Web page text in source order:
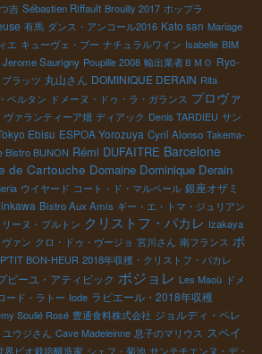
吉 Sébastien Riffault Brouilly 2017 ホップラ
有馬 ダンス・アンコール2016 Kato san Mariage
エ キューヴェ・ブー ナチュラルワイン Isabelle BIM
Jerome Saurigny Poupille 2008 輸出業者ＢＭＯ Ryo-
ラッツ 丸山さん DOMINIQUE DERAIN Rita
ベルタン ドメーヌ・ドゥ・ラ・ガランス プロヴァ
ヴァランティーア畑 ディアック Denis TARDIEU サン
Ebisu ESPOA Yorozuya Cyril Alonso Takema-
Bistro BUNON Rémi DUFAITRE Barcelone
de Cartouche Domaine Dominique Derain
ウイヤード コート・ド・マルペール 銀座オザミ
Bistro Aux Amis ギー・エ・トマ・ジュリアン
ーヌ・ブルトン クリストフ・パカレ Izakaya
ァン クロ・ドゥ・ヴージョ 宮川さん 南フランス ボ
BON-HEUR 2018年収穫・クリストフ・パカレ
ピーユ・アティピック ボジョレ Les Maoù ドメ
ード・ラトー Iode ラピエール・2018年収穫
Soulié Rosé 豊通食料株式会社 ジョルディ・ペレ
ユウジさん Cave Madeleinne 息子のマリウス スペイ
界ビオ栽培醸造家 シェフ・菊池 サンテチエンヌ・デ・